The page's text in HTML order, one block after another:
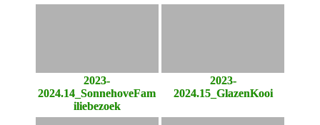
2023-
2024.14_SonnehoveFam
iliebezoek
2023-
2024.15_GlazenKooi